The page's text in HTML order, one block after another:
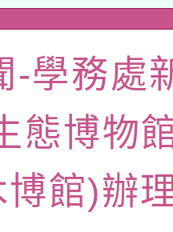
年70歲以
座「吃得安
度第2次
公告(無人
學行動站研
年度閱讀
專業研習
人工智慧
講師名單
-學務處
態博物
博館)辦